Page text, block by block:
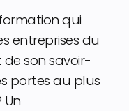
qui
entreprises du
son savoir-
portes au plus
Un